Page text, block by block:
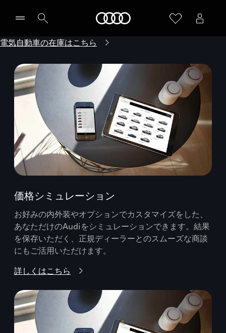
電気自動車の在庫はこちら
価格シミュレーション
お好みの内外装やオプションでカスタマイズをした、
あなただけのAudiをシミュレーションできます。結果
を保存いただく、正規ディーラーとのスムーズな商談
にもご活用いただけます。
詳しくはこちら